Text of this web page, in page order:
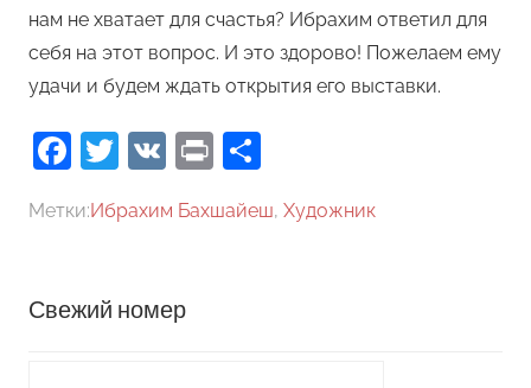
нам не хватает для счастья? Ибрахим ответил для
себя на этот вопрос. И это здорово! Пожелаем ему
удачи и будем ждать открытия его выставки.
Facebook
Twitter
VK Print
Метки:Ибрахим Бахшайеш, Художник
Свежий номер